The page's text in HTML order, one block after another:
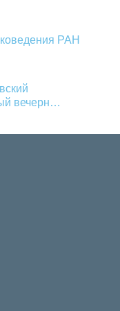
РАН
вечерн…